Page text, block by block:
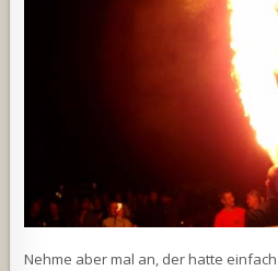
Nehme aber mal an, der hatte